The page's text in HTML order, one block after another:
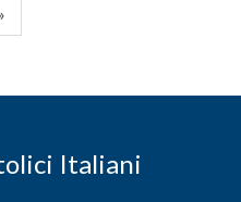
Italiani